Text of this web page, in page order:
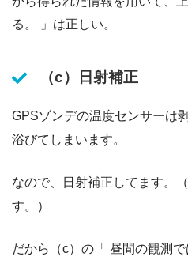
る。 」は正しい。
（c）日射補正
GPSゾンデの温度センサーは
浴びてしまいます。
なので、日射補正してます。
す。）
だから（c）の「 昼間の観測